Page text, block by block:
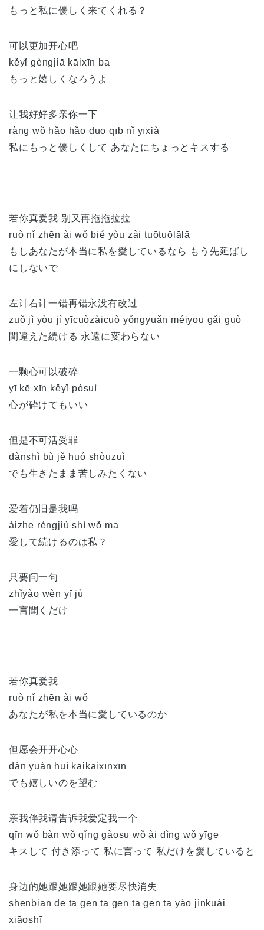
もっと私に優しく来てくれる？
可以更加开心吧
kěyǐ gèngjiā kāixīn ba
もっと嬉しくなろうよ
让我好好多亲你一下
ràng wǒ hǎo hǎo duō qīb nǐ yīxià
私にもっと優しくして あなたにちょっとキスする
若你真爱我 别又再拖拖拉拉
ruò nǐ zhēn ài wǒ bié yòu zài tuōtuōlālā
もしあなたが本当に私を愛しているなら もう先延ばし
にしないで
左计右计一错再错永没有改过
zuǒ jì yòu jì yīcuòzàicuò yǒngyuǎn méiyou gǎi guò
間違えた続ける 永遠に変わらない
一颗心可以破碎
yī kē xīn kěyǐ pòsuì
心が砕けてもいい
但是不可活受罪
dànshì bù jě huó shòuzuì
でも生きたまま苦しみたくない
爱着仍旧是我吗
àizhe réngjiù shì wǒ ma
愛して続けるのは私？
只要问一句
zhǐyào wèn yī jù
一言聞くだけ
若你真爱我
ruò nǐ zhēn ài wǒ
あなたが私を本当に愛しているのか
但愿会开开心心
dàn yuàn huì kāikāixīnxīn
でも嬉しいのを望む
亲我伴我请告诉我爱定我一个
qīn wǒ bàn wǒ qǐng gàosu wǒ ài dìng wǒ yīge
キスして 付き添って 私に言って 私だけを愛していると
身边的她跟她跟她跟她要尽快消失
shēnbiān de tā gēn tā gēn tā gēn tā yào jìnkuài
xiāoshī